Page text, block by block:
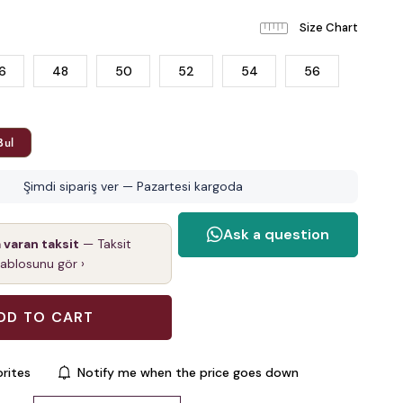
48 50 52 54 56
Şimdi sipariş ver — Pazartesi kargoda
varan taksit — Taksit
gör ›
Notify me when the price goes down